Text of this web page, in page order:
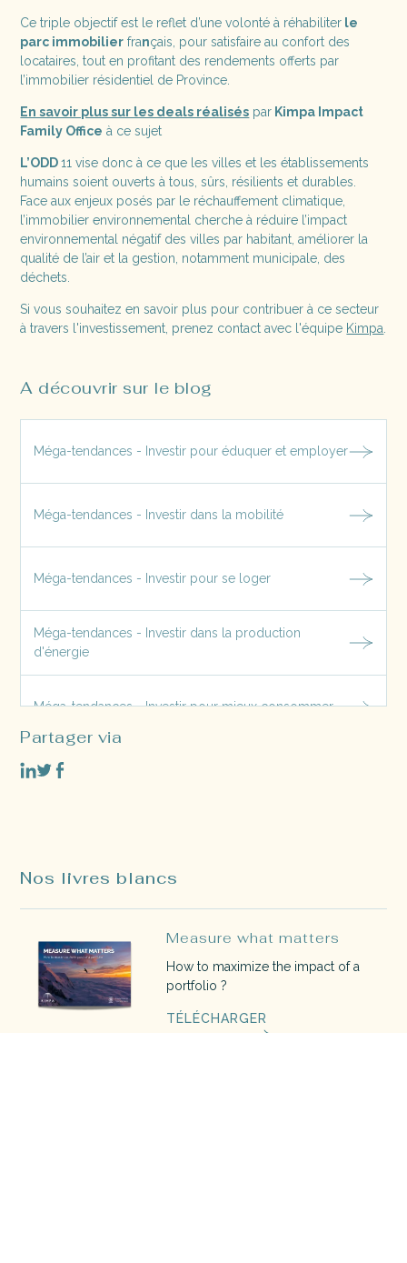
Ce triple objectif est le reflet d’une volonté à réhabiliter le
parc immobilier français, pour satisfaire au confort des
locataires, tout en profitant des rendements offerts par
l’immobilier résidentiel de Province.
En savoir plus sur les deals réalisés par Kimpa Impact
Family Office à ce sujet
L’ODD11 vise donc à ce que les villes et les établissements
humains soient ouverts à tous, sûrs, résilients et durables.
Face aux enjeux posés par le réchauffement climatique,
l’immobilier environnemental cherche à réduire l’impact
environnemental négatif des villes par habitant, améliorer la
qualité de l’air et la gestion, notamment municipale, des
déchets.
Si vous souhaitez en savoir plus pour contribuer à ce secteur
à travers l'investissement, prenez contact avec l'équipe Kimpa.
A découvrir sur le blog
Méga-tendances - Investir pour éduquer et employer
Méga-tendances - Investir dans la mobilité
Méga-tendances - Investir pour se loger
Méga-tendances - Investir dans la production
d'énergie
Méga-tendances - Investir pour mieux consommer
Méga-tendances - Investir pour prendre soin du
vivant
Partager via
Nos livres blancs
Measure what matters
How to maximize the impact of a
portfolio ?
TÉLÉCHARGER